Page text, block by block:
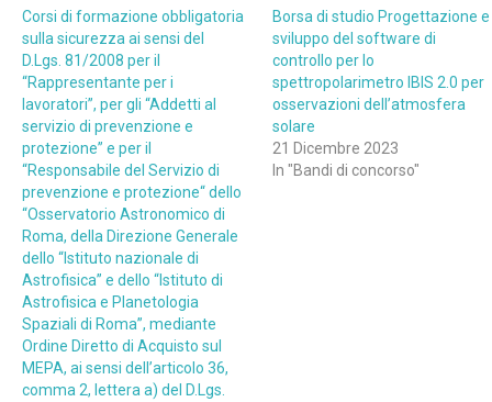
Corsi di formazione obbligatoria
sulla sicurezza ai sensi del
D.Lgs. 81/2008 per il
“Rappresentante per i
lavoratori”, per gli “Addetti al
servizio di prevenzione e
protezione” e per il
“Responsabile del Servizio di
prevenzione e protezione“ dello
“Osservatorio Astronomico di
Roma, della Direzione Generale
dello “Istituto nazionale di
Astrofisica” e dello “Istituto di
Astrofisica e Planetologia
Spaziali di Roma”, mediante
Ordine Diretto di Acquisto sul
MEPA, ai sensi dell’articolo 36,
comma 2, lettera a) del D.Lgs.
Borsa di studio Progettazione e
sviluppo del software di
controllo per lo
spettropolarimetro IBIS 2.0 per
osservazioni dell’atmosfera
solare
21 Dicembre 2023
In "Bandi di concorso"